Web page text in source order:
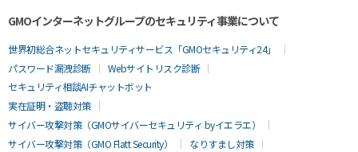
GMOインターネットグループのセキュリティ事業について
世界初総合ネットセキュリティサービス「GMOセキュリティ24」
パスワード漏洩診断
Webサイトリスク診断
セキュリティ相談AIチャットボット
実在証明・盗聴対策
サイバー攻撃対策（GMOサイバーセキュリティ byイエラエ）
サイバー攻撃対策（GMO Flatt Security）
なりすまし対策